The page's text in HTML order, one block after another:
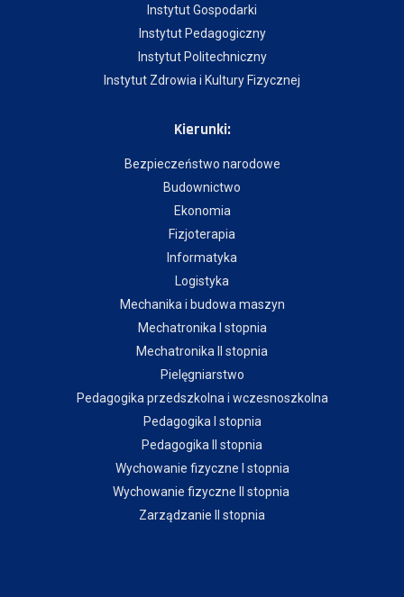
Instytut Gospodarki
Instytut Pedagogiczny
Instytut Politechniczny
Instytut Zdrowia i Kultury Fizycznej
Kierunki:
Bezpieczeństwo narodowe
Budownictwo
Ekonomia
Fizjoterapia
Informatyka
Logistyka
Mechanika i budowa maszyn
Mechatronika I stopnia
Mechatronika II stopnia
Pielęgniarstwo
Pedagogika przedszkolna i wczesnoszkolna
Pedagogika I stopnia
Pedagogika II stopnia
Wychowanie fizyczne I stopnia
Wychowanie fizyczne II stopnia
Zarządzanie II stopnia